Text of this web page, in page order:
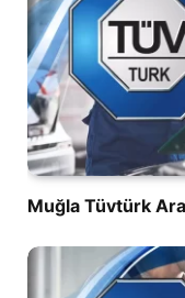
Muğla Tüvtürk